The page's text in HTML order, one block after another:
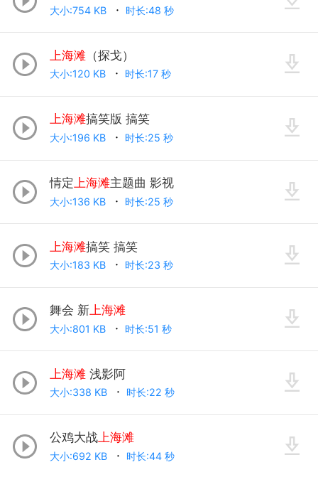
大小:754 KB 时长:48 秒
上海滩 （探戈）
大小:120 KB 时长:17 秒
上海滩搞笑版 搞笑
大小:196 KB 时长:25 秒
情定上海滩主题曲 影视
大小:136 KB 时长:25 秒
上海滩搞笑 搞笑
大小:183 KB 时长:23 秒
舞会 新上海滩
大小:801 KB 时长:51 秒
上海滩 浅影阿
大小:338 KB 时长:22 秒
公鸡大战上海滩
大小:692 KB 时长:44 秒